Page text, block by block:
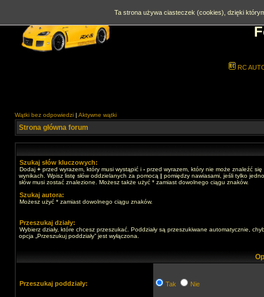
RC
Wątki bez odpowiedzi | Aktywne wątki
Strona główna forum
Szukaj słów kluczowych:
Dodaj + przed wyrazem, który musi wystąpić i - przed wyrazem, który nie może znaleźć się
wynikach. Wpisz listę słów oddzielanych za pomocą | pomiędzy nawiasami, jeśli tylko
słów musi zostać znalezione. Możesz także użyć * zamiast dowolnego ciągu znaków.
Szukaj autora:
Możesz użyć * zamiast dowolnego ciągu znaków.
Przeszukaj działy:
Wybierz działy, które chcesz przeszukać. Poddziały są przeszukiwane automatycznie,
opcja „Przeszukuj poddziały” jest wyłączona.
Przeszukaj poddziały: Tak Nie
Ta strona używa ciasteczek (cookies), dzięki